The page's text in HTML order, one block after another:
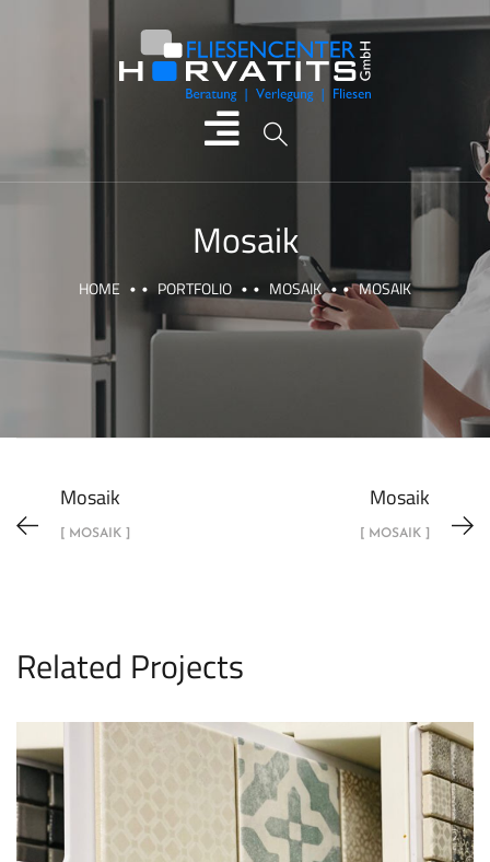
Mosaik
HOME PORTFOLIO MOSAIK MOSAIK
Mosaik
[ MOSAIK ]
Mosaik
[ MOSAIK ]
Related Projects